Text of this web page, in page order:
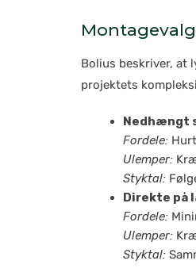
Bolius beskriver, at
projektets
Nedhængt
Fordele:
Ulemper:
Styktal:
Direkte
Fordele:
Ulemper:
Styktal: